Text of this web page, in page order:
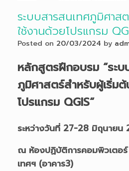
ระบบสารสนเทศภูมิศาส
ใช้งานด้วยโปรแกรม
Posted on 20/03/2024 by
หลักสูตรฝึกอบรม “ระบ
ภูมิศาสตร์สำหรับผู้เริ่ม
โปรแกรม QGIS“
ระหว่างวันที่ 27-28 มิถุนายน
ณ ห้องปฏิบัติการคอมพิวเตอร์
เทศฯ (อาคาร3)